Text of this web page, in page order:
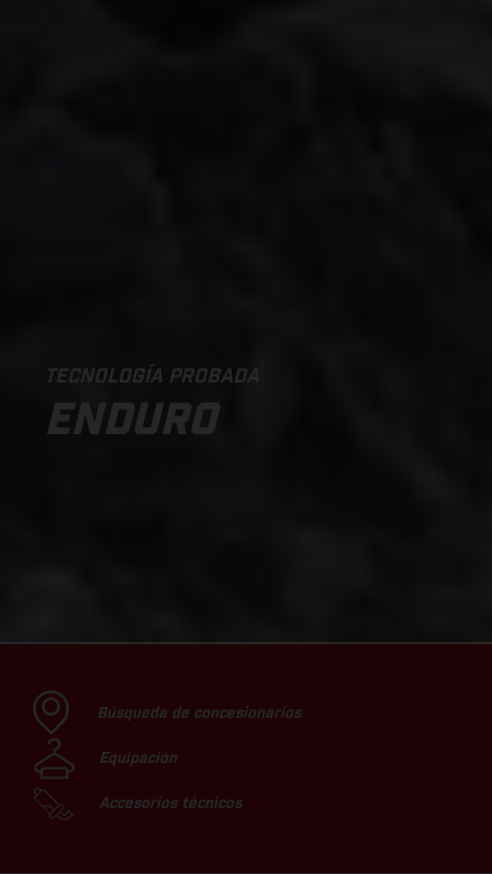
TECNOLOGÍA PROBADA
ENDURO
Búsqueda de concesionarios
Equipación
Accesorios técnicos